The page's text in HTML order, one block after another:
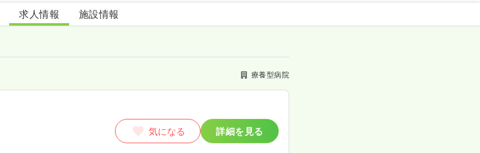
介護医療院かもの郷
求人情報 施設情報
療養型病院
気になる 詳細を見る